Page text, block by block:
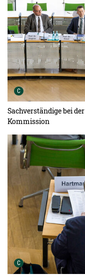
C Urheber der Grafik:
Sachverständige bei
Kommission
C Urheber der Grafik: